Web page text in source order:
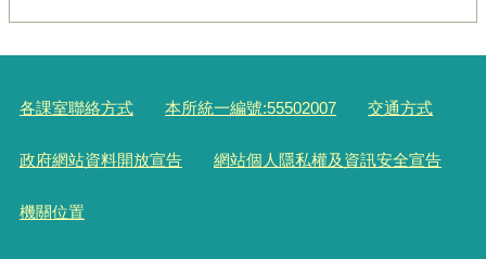
各課室聯絡方式 本所統一編號:55502007 交通方式
政府網站資料開放宣告 網站個人隱私權及資訊安全宣告
機關位置